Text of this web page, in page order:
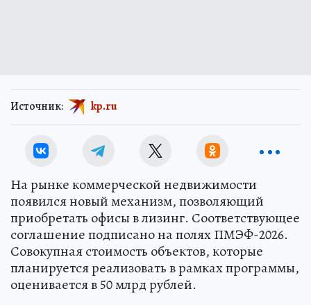
Источник: kp.ru
На рынке коммерческой недвижимости
появился новый механизм, позволяющий
приобретать офисы в лизинг. Соответствующее
соглашение подписано на полях ПМЭФ-2026.
Совокупная стоимость объектов, которые
планируется реализовать в рамках программы,
оценивается в 50 млрд рублей.